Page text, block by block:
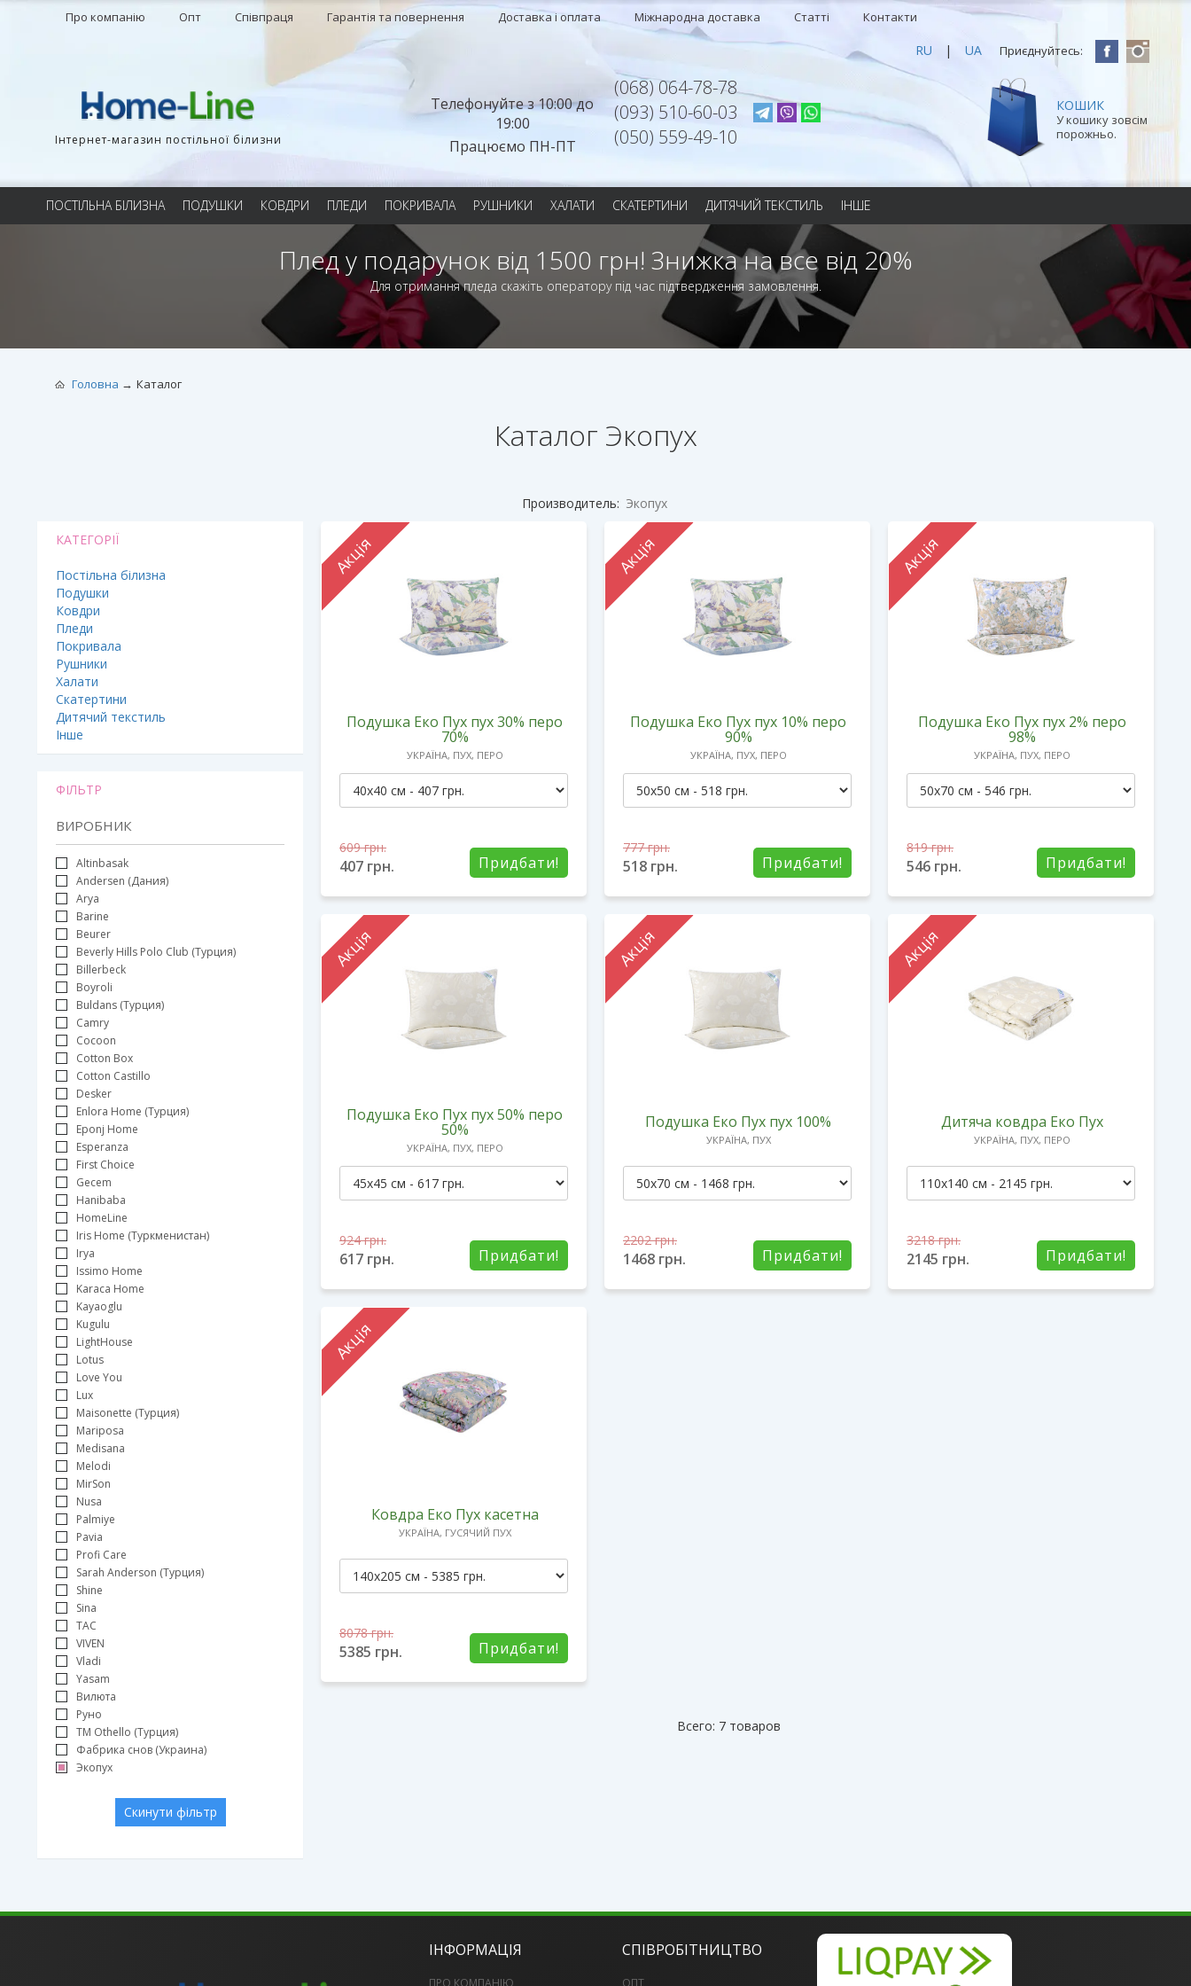
Про компанію Опт Співпраця Гарантія та повернення Доставка і оплата Міжнародна доставка Статті Контакти
RU | UA Приєднуйтесь:
Інтернет-магазин постільної білизни
Телефонуйте з 10:00 до
19:00
Працюємо ПН-ПТ
(068) 064-78-78
(093) 510-60-03
(050) 559-49-10
КОШИК
У кошику зовсім
порожньо.
ПОСТІЛЬНА БІЛИЗНА ПОДУШКИ КОВДРИ ПЛЕДИ ПОКРИВАЛА РУШНИКИ ХАЛАТИ СКАТЕРТИНИ ДИТЯЧИЙ ТЕКСТИЛЬ ІНШЕ
Плед у подарунок від 1500 грн! Знижка на все від 20%
Для отримання пледа скажіть оператору під час підтвердження замовлення.
Головна Каталог
Каталог Экопух
Производитель: Экопух
КАТЕГОРІЇ
Постільна білизна
Подушки
Ковдри
Пледи
Покривала
Рушники
Халати
Скатертини
Дитячий текстиль
Інше
ФІЛЬТР
ВИРОБНИК
Altinbasak
Andersen (Дания)
Arya
Barine
Beurer
Beverly Hills Polo Club (Турция)
Billerbeck
Boyroli
Buldans (Турция)
Camry
Cocoon
Cotton Box
Cotton Castillo
Desker
Enlora Home (Турция)
Eponj Home
Esperanza
First Choice
Gecem
Hanibaba
HomeLine
Iris Home (Туркменистан)
Irya
Issimo Home
Karaca Home
Kayaoglu
Kugulu
LightHouse
Lotus
Love You
Lux
Maisonette (Турция)
Mariposa
Medisana
Melodi
MirSon
Nusa
Palmiye
Pavia
Profi Care
Sarah Anderson (Турция)
Shine
Sina
TAC
VIVEN
Vladi
Yasam
Вилюта
Руно
ТМ Othello (Турция)
Фабрика снов (Украина)
Экопух
Скинути фільтр
Акція
Подушка Еко Пух пух 30% перо
70%
УКРАЇНА, ПУХ, ПЕРО
Придбати!
609грн.
407 грн.
Акція
Подушка Еко Пух пух 10% перо
90%
УКРАЇНА, ПУХ, ПЕРО
Придбати!
777грн.
518 грн.
Акція
Подушка Еко Пух пух 2% перо
98%
УКРАЇНА, ПУХ, ПЕРО
Придбати!
819грн.
546 грн.
Акція
Подушка Еко Пух пух 50% перо
50%
УКРАЇНА, ПУХ, ПЕРО
Придбати!
924грн.
617 грн.
Акція
Подушка Еко Пух пух 100%
УКРАЇНА, ПУХ
Придбати!
2202грн.
1468 грн.
Акція
Дитяча ковдра Еко Пух
УКРАЇНА, ПУХ, ПЕРО
Придбати!
3218грн.
2145 грн.
Акція
Ковдра Еко Пух касетна
УКРАЇНА, ГУСЯЧИЙ ПУХ
Придбати!
8078грн.
5385 грн.
Всего: 7 товаров
ІНФОРМАЦІЯ
ПРО КОМПАНІЮ
СПІВРОБІТНИЦТВО
ОПТ